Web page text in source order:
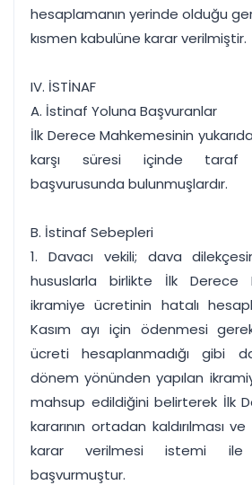
hesaplamanın yerinde olduğu
kısmen kabulüne karar verilmiştir.
IV. İSTİNAF
A. İstinaf Yoluna Başvuranlar
İlk Derece Mahkemesinin
karşı süresi içinde taraf
başvurusunda bulunmuşlardır.
B. İstinaf Sebepleri
1. Davacı vekili; dava
hususlarla birlikte İlk Derece
ikramiye ücretinin hatalı
Kasım ayı için ödenmesi
ücreti hesaplanmadığı gibi
dönem yönünden yapılan
mahsup edildiğini belirterek İlk
kararının ortadan kaldırılması
karar verilmesi istemi
başvurmuştur.